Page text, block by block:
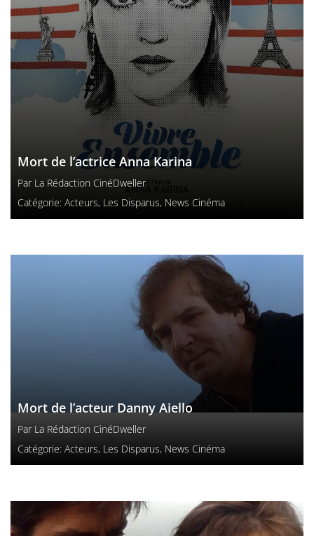
Mort de l’actrice Anna Karina
Par La Rédaction CinéDweller
Catégorie: Acteurs, Les Disparus, News Cinéma
Mort de l’acteur Danny Aiello
Par La Rédaction CinéDweller
Catégorie: Acteurs, Les Disparus, News Cinéma